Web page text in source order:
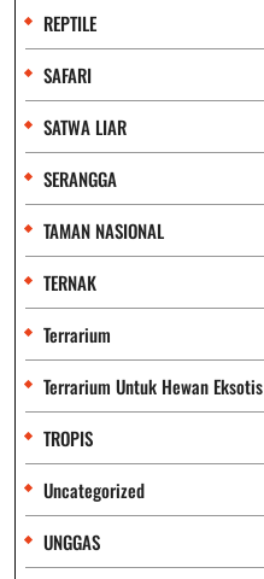
REPTILE
SAFARI
SATWA LIAR
SERANGGA
TAMAN NASIONAL
TERNAK
Terrarium
Terrarium Untuk Hewan Eksotis
TROPIS
Uncategorized
UNGGAS